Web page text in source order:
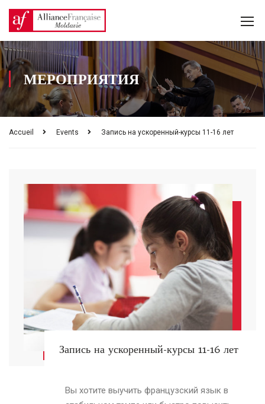
МЕРОПРИЯТИЯ
Accueil Events Запись на ускоренный-курсы 11-16 лет
Запись на ускоренный-курсы 11-16 лет
Вы хотите выучить французский язык в